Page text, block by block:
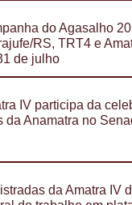
do Agasalho
RS, TRT4 e
de julho
IV participa da
da Anamatra no
da Amatra IV